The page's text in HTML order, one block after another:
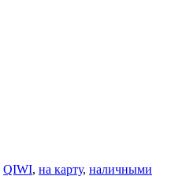
QIWI, на карту, наличными